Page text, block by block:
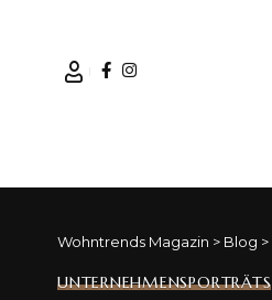
Wohntrends Magazin > Blog >
UNTERNEHMENSPORTRÄTS